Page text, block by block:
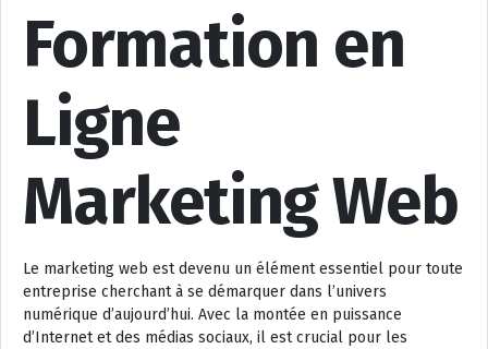
Formation en
Ligne
Marketing Web
Le marketing web est devenu un élément essentiel pour toute
entreprise cherchant à se démarquer dans l’univers
numérique d’aujourd’hui. Avec la montée en puissance
d’Internet et des médias sociaux, il est crucial pour les